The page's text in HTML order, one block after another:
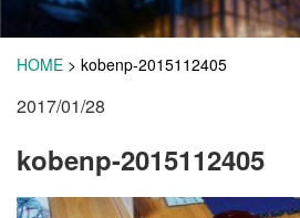
学 ぶ(健康福祉)
泊まる
HOME > kobenp-2015112405
2017/01/28
kobenp-2015112405